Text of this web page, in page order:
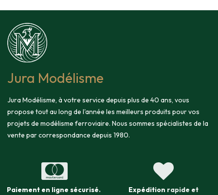
Jura Modélisme
Jura Modélisme, à votre service depuis plus de 40 ans, vous
propose tout au long de l'année les meilleurs produits pour vos
projets de modélisme ferroviaire. Nous sommes spécialistes de la
vente par correspondance depuis 1980.
Paiement en ligne sécurisé. Expédition rapide et